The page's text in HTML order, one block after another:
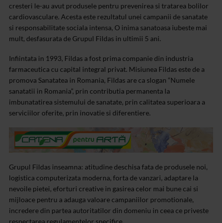
cresteri le-au avut produsele pentru prevenirea si tratarea bolilor
cardiovasculare. Acesta este rezultatul unei campanii de sanatate
si responsabilitate sociala intensa, O inima sanatoasa iubeste mai
mult, desfasurata de Grupul Fildas in ultimii 5 ani.
Infiintata in 1993, Fildas a fost prima companie din industria
farmaceutica cu capital integral privat. Misiunea Fildas este de a
promova Sanatatea in Romania, Fildas are ca slogan “Numele
sanatatii in Romania”, prin contributia permanenta la
imbunatatirea sistemului de sanatate, prin calitatea superioara a
serviciilor oferite, prin inovatie si diferentiere.
Grupul Fildas inseamna: atitudine deschisa fata de produsele noi,
logistica computerizata moderna, forta de vanzari, adaptare la
nevoile pietei, eforturi creative in gasirea celor mai bune cai si
mijloace pentru a adauga valoare campaniilor promotionale,
incredere din partea autoritatilor din domeniu in ceea ce priveste